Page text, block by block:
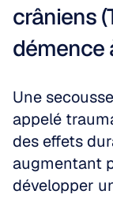
crâniens
démence
Une
appelé
des effets
augmentant
développer